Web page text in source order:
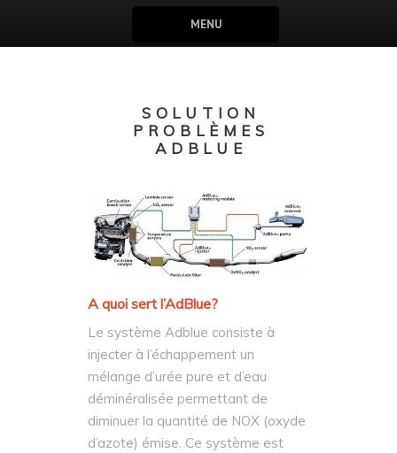
MENU
SOLUTION
PROBLÈMES
ADBLUE
A quoi sert l’AdBlue?
Le système Adblue consiste à
injecter à l’échappement un
mélange d’urée pure et d’eau
déminéralisée permettant de
diminuer la quantité de NOX (oxyde
d’azote) émise. Ce système est